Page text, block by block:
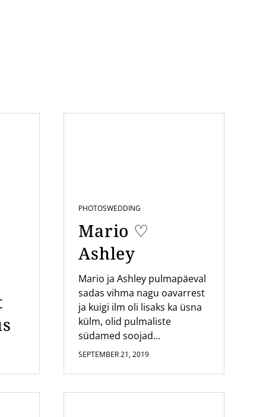
PHOTOSWEDDING
Mario ♡
Ashley
Mario ja Ashley pulmapäeval
sadas vihma nagu oavarrest
ja kuigi ilm oli lisaks ka üsna
külm, olid pulmaliste
südamed soojad...
SEPTEMBER 21, 2019